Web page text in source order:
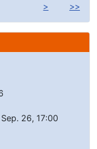
> >>
26, 17:00